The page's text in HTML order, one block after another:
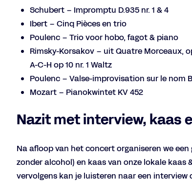
Schubert – Impromptu D.935 nr. 1 & 4
Ibert – Cinq Pièces en trio
Poulenc – Trio voor hobo, fagot & piano
Rimsky-Korsakov – uit Quatre Morceaux,
A-C-H op 10 nr. 1 Waltz
Poulenc – Valse-improvisation sur le nom
Mozart – Pianokwintet KV 452
Nazit met interview, kaas
Na afloop van het concert organiseren we
zonder alcohol) en kaas van onze lokale kaas
vervolgens kan je luisteren naar een